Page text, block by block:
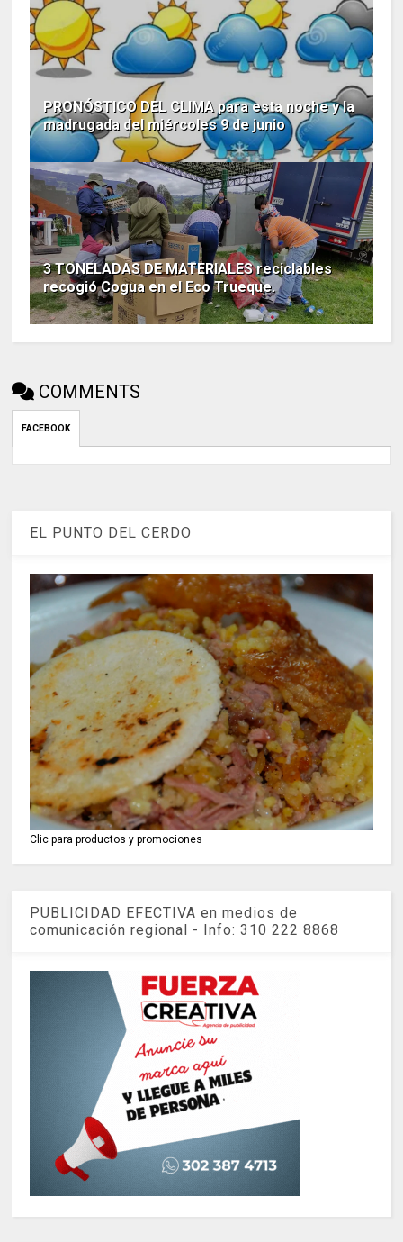
PRONÓSTICO DEL CLIMA para esta noche y la
madrugada del miércoles 9 de junio
3 TONELADAS DE MATERIALES reciclables
recogió Cogua en el Eco Trueque.
COMMENTS
FACEBOOK
EL PUNTO DEL CERDO
Clic para productos y promociones
PUBLICIDAD EFECTIVA en medios de
comunicación regional - Info: 310 222 8868